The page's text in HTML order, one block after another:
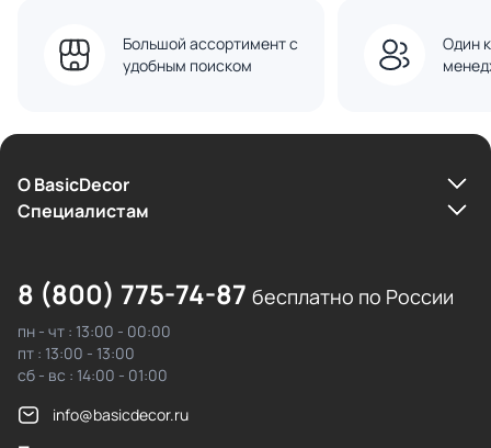
Большой ассортимент с
удобным поиском
Один
О BasicDecor
Cпециалистам
8 (800) 775-74-87 бесплатно по России
пн - чт : 13:00 - 00:00
пт : 13:00 - 13:00
сб - вс : 14:00 - 01:00
info@basicdecor.ru